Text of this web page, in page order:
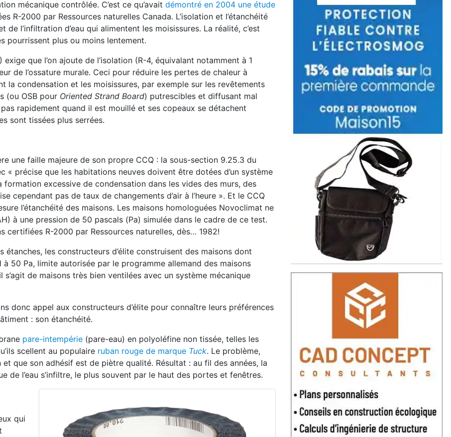
mécanique contrôlée. C’est ce qu’avait démontré en 2004 une étude
R-2000 par Ressources naturelles Canada. L’isolation et l’étanchéité
l’infiltration d’eau qui alimentent les moisissures. La réalité, c’est
pourrissent plus ou moins lentement.
que l’on ajoute de l’isolation (R-4, équivalant notamment à 1
de l’ossature murale. Ceci pour réduire les pertes de chaleur à
la condensation et les moisissures, par exemple sur les revêtements
(ou OSB pour Oriented Strand Board) putrescibles et diffusant mal
rapidement quand il est mouillé et ses copeaux se détachent
sont tissées plus serrées.
une faille majeure de son propre CCQ : la sous-section 9.25.3 du
précise que les habitations neuves doivent être dotées d’un système
formation excessive de condensation dans les vides des murs, des
cependant pas de taux de changements d’air à l’heure ». Et le CCQ
l’étanchéité des maisons. Les maisons homologuées Novoclimat ne
à une pression de 50 pascals (Pa) simulée dans le cadre de ce test.
certifiées R-2000 par Ressources naturelles, dès… 1982!
les constructeurs d’élite construisent des maisons dont
à 50 Pa, limite autorisée par le programme allemand des maisons
s’agit de maisons très bien ventilées avec un système mécanique
donc appel aux constructeurs d’élite pour connaître leurs préférences
: son étanchéité.
pare-intempérie (pare-eau) en polyoléfine non tissée, telles les
scellent au populaire ruban rouge de marque Tuck. Le problème,
que son adhésif est de piètre qualité. Résultat : au fil des années, la
l’eau s’infiltre, le plus souvent par le haut des portes et fenêtres.
qui